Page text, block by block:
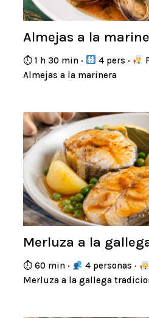
Almejas a la
⏱ 1 h 30 min · 4 pers ·
Almejas a la marinera
Merluza a la
⏱ 60 min · 4 personas ·
Merluza a la gallega